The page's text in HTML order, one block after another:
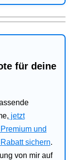
für deine
jetzt
und
sichern.
von mir auf